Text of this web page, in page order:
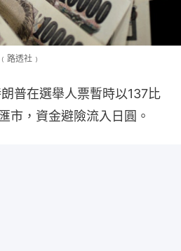
路透社﹚
普在選舉人票暫時以137比
市，資金避險流入日圓。